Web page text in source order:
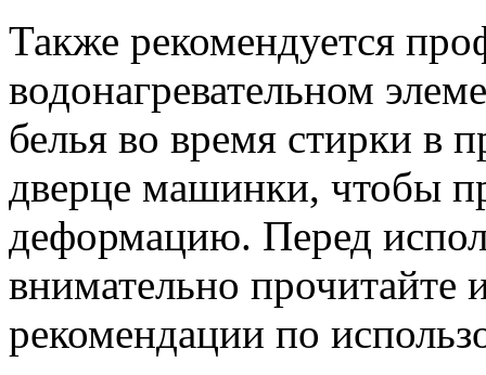
Также рекомендуется
водонагревательном
белья во время стирки в
дверце машинки, чтобы
деформацию. Перед
внимательно
рекомендации по